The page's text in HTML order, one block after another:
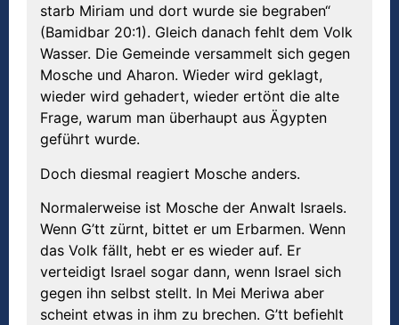
starb Miriam und dort wurde sie begraben“
(Bamidbar 20:1). Gleich danach fehlt dem Volk
Wasser. Die Gemeinde versammelt sich gegen
Mosche und Aharon. Wieder wird geklagt,
wieder wird gehadert, wieder ertönt die alte
Frage, warum man überhaupt aus Ägypten
geführt wurde.
Doch diesmal reagiert Mosche anders.
Normalerweise ist Mosche der Anwalt Israels.
Wenn G’tt zürnt, bittet er um Erbarmen. Wenn
das Volk fällt, hebt er es wieder auf. Er
verteidigt Israel sogar dann, wenn Israel sich
gegen ihn selbst stellt. In Mei Meriwa aber
scheint etwas in ihm zu brechen. G’tt befiehlt